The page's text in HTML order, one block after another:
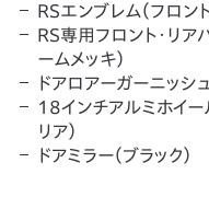
RSエンブレム（フロン
RS専用フロント・リア
ームメッキ）
ドアロアーガーニッシ
18インチアルミホイー
リア）
ドアミラー（ブラック）